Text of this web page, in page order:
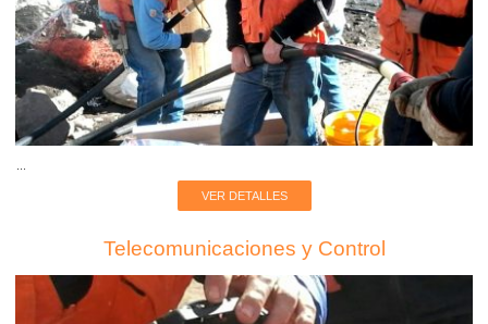
VER DETALLES
Telecomunicaciones y Control